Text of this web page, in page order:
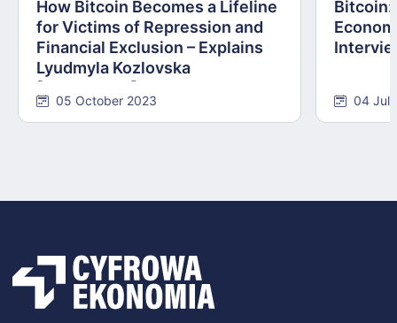
How Bitcoin Becomes a Lifeline
for Victims of Repression and
Financial Exclusion – Explains
Lyudmyla Kozlovska
05 October 2023
Bitcoin:
04